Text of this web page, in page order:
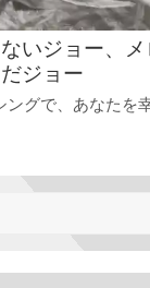
いジョー、
ジョー
ングで、あなたを